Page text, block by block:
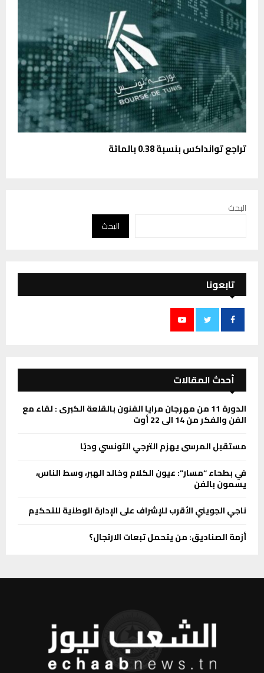
تراجع توانداكس بنسبة 0.38 بالمائة
البحث
البحث
تابعونا
أحدث المقالات
الدورة 11 من مهرجان مرايا الفنون بالقلعة الكبرى : لقاء مع
الفن والفكر من 14 الى 22 أوت
مستقبل المرسى يهزم الترجي التونسي وديًا
في بطحاء “مسار”: عيون الكلام وخالد الهبر، وسط الناس،
يسمون بالفن
ناجي الجويني الأقرب للإشراف على الإدارة الوطنية للتحكيم
أزمة الصناديق: من يتحمل تبعات الارتجال؟